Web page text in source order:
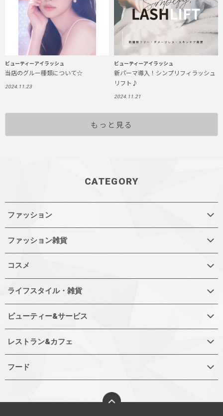
ビューティーアイラッシュ
当店のグルー種類について☆
2024.11.23
ビューティーアイラッシュ
新パーマ導入！シンプリフィラッシュ
リフト♪
2024.11.21
もっと見る
CATEGORY
ファッション
ファッション雑貨
コスメ
ライフスタイル・雑貨
ビューティー&サービス
レストラン&カフェ
フード